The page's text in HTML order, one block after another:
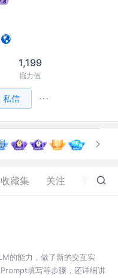
1,199
掘力值
私信
收藏集 关注 29
的能力，做了新的交互实
填写等步骤，还详细讲